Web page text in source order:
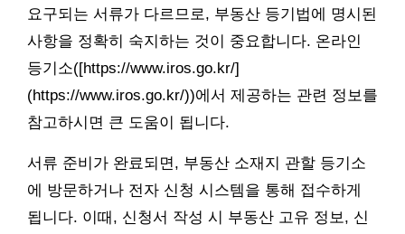
요구되는 서류가 다르므로, 부동산 등기법에 명시된
사항을 정확히 숙지하는 것이 중요합니다. 온라인
등기소([https://www.iros.go.kr/]
(https://www.iros.go.kr/))에서 제공하는 관련 정보를
참고하시면 큰 도움이 됩니다.
서류 준비가 완료되면, 부동산 소재지 관할 등기소
에 방문하거나 전자 신청 시스템을 통해 접수하게
됩니다. 이때, 신청서 작성 시 부동산 고유 정보, 신